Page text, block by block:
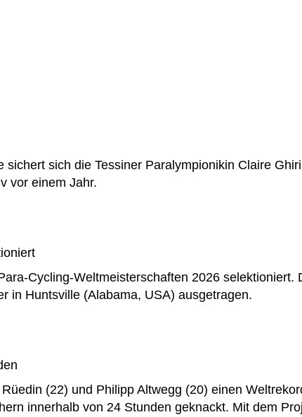
sich die Tessiner Paralympionikin Claire
vor einem Jahr.
Cycling-Weltmeisterschaften 2026 selektioniert.
in Huntsville (Alabama, USA) ausgetragen.
(22) und Philipp Altwegg (20) einen
innerhalb von 24 Stunden geknackt. Mit dem